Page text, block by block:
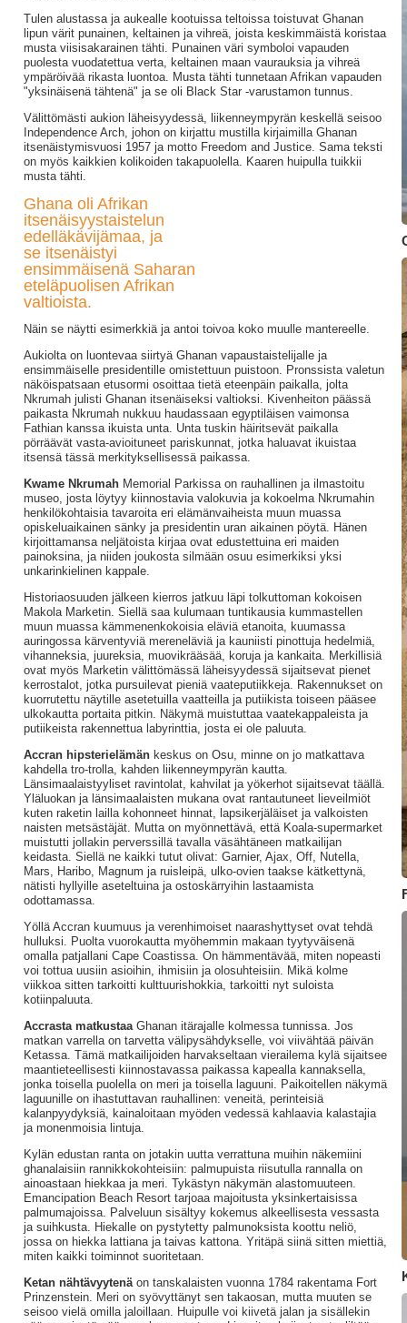
Tulen alustassa ja aukealle kootuissa teltoissa toistuvat Ghanan
lipun värit punainen, keltainen ja vihreä, joista keskimmäistä koristaa
musta viisisakarainen tähti. Punainen väri symboloi vapauden
puolesta vuodatettua verta, keltainen maan vaurauksia ja vihreä
ympäröivää rikasta luontoa. Musta tähti tunnetaan Afrikan vapauden
"yksinäisenä tähtenä" ja se oli Black Star -varustamon tunnus.
Välittömästi aukion läheisyydessä, liikenneympyrän keskellä seisoo
Independence Arch, johon on kirjattu mustilla kirjaimilla Ghanan
itsenäistymisvuosi 1957 ja motto Freedom and Justice. Sama teksti
on myös kaikkien kolikoiden takapuolella. Kaaren huipulla tuikkii
musta tähti.
Ghana oli Afrikan
itsenäisyystaistelun
edelläkävijämaa, ja
se itsenäistyi
ensimmäisenä Saharan
eteläpuolisen Afrikan
valtioista.
Näin se näytti esimerkkiä ja antoi toivoa koko muulle mantereelle.
Aukiolta on luontevaa siirtyä Ghanan vapaustaistelijalle ja
ensimmäiselle presidentille omistettuun puistoon. Pronssista valetun
näköispatsaan etusormi osoittaa tietä eteenpäin paikalla, jolta
Nkrumah julisti Ghanan itsenäiseksi valtioksi. Kivenheiton päässä
paikasta Nkrumah nukkuu haudassaan egyptiläisen vaimonsa
Fathian kanssa ikuista unta. Unta tuskin häiritsevät paikalla
pörräävät vasta-avioituneet pariskunnat, jotka haluavat ikuistaa
itsensä tässä merkityksellisessä paikassa.
Kwame NkrumahMemorial Parkissa on rauhallinen ja ilmastoitu
museo, josta löytyy kiinnostavia valokuvia ja kokoelma Nkrumahin
henkilökohtaisia tavaroita eri elämänvaiheista muun muassa
opiskeluaikainen sänky ja presidentin uran aikainen pöytä. Hänen
kirjoittamansa neljätoista kirjaa ovat edustettuina eri maiden
painoksina, ja niiden joukosta silmään osuu esimerkiksi yksi
unkarinkielinen kappale.
Historiaosuuden jälkeen kierros jatkuu läpi tolkuttoman kokoisen
Makola Marketin. Siellä saa kulumaan tuntikausia kummastellen
muun muassa kämmenenkokoisia eläviä etanoita, kuumassa
auringossa kärventyviä mereneläviä ja kauniisti pinottuja hedelmiä,
vihanneksia, juureksia, muovikrääsää, koruja ja kankaita. Merkillisiä
ovat myös Marketin välittömässä läheisyydessä sijaitsevat pienet
kerrostalot, jotka pursuilevat pieniä vaateputiikkeja. Rakennukset on
kuorrutettu näytille asetetuilla vaatteilla ja putiikista toiseen pääsee
ulkokautta portaita pitkin. Näkymä muistuttaa vaatekappaleista ja
putiikeista rakennettua labyrinttia, josta ei ole paluuta.
Accran hipsterielämänkeskus on Osu, minne on jo matkattava
kahdella tro-trolla, kahden liikenneympyrän kautta.
Länsimaalaistyyliset ravintolat, kahvilat ja yökerhot sijaitsevat täällä.
Yläluokan ja länsimaalaisten mukana ovat rantautuneet lieveilmiöt
kuten raketin lailla kohonneet hinnat, lapsikerjäläiset ja valkoisten
naisten metsästäjät. Mutta on myönnettävä, että Koala-supermarket
muistutti jollakin perverssillä tavalla väsähtäneen matkailijan
keidasta. Siellä ne kaikki tutut olivat: Garnier, Ajax, Off, Nutella,
Mars, Haribo, Magnum ja ruisleipä, ulko-ovien taakse kätkettynä,
nätisti hyllyille aseteltuina ja ostoskärryihin lastaamista
odottamassa.
Yöllä Accran kuumuus ja verenhimoiset naarashyttyset ovat tehdä
hulluksi. Puolta vuorokautta myöhemmin makaan tyytyväisenä
omalla patjallani Cape Coastissa. On hämmentävää, miten nopeasti
voi tottua uusiin asioihin, ihmisiin ja olosuhteisiin. Mikä kolme
viikkoa sitten tarkoitti kulttuurishokkia, tarkoitti nyt suloista
kotiinpaluuta.
Accrasta matkustaaGhanan itärajalle kolmessa tunnissa. Jos
matkan varrella on tarvetta välipysähdykselle, voi viivähtää päivän
Ketassa. Tämä matkailijoiden harvakseltaan vierailema kylä sijaitsee
maantieteellisesti kiinnostavassa paikassa kapealla kannaksella,
jonka toisella puolella on meri ja toisella laguuni. Paikoitellen näkymä
laguunille on ihastuttavan rauhallinen: veneitä, perinteisiä
kalanpyydyksiä, kainaloitaan myöden vedessä kahlaavia kalastajia
ja monenmoisia lintuja.
Kylän edustan ranta on jotakin uutta verrattuna muihin näkemiini
ghanalaisiin rannikkokohteisiin: palmupuista riisutulla rannalla on
ainoastaan hiekkaa ja meri. Tykästyn näkymän alastomuuteen.
Emancipation Beach Resort tarjoaa majoitusta yksinkertaisissa
palmumajoissa. Palveluun sisältyy kokemus alkeellisesta vessasta
ja suihkusta. Hiekalle on pystytetty palmunoksista koottu neliö,
jossa on hiekka lattiana ja taivas kattona. Yritäpä siinä sitten miettiä,
miten kaikki toiminnot suoritetaan.
Ketan nähtävyytenäon tanskalaisten vuonna 1784 rakentama Fort
Prinzenstein. Meri on syövyttänyt sen takaosan, mutta muuten se
seisoo vielä omilla jaloillaan. Huipulle voi kiivetä jalan ja sisällekin